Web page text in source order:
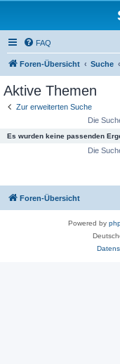
FAQ
Foren-Übersicht Suche
Aktive Themen
Zur erweiterten Suche
Die
Es wurden keine passenden
Die
Foren-Übersicht
Powered by